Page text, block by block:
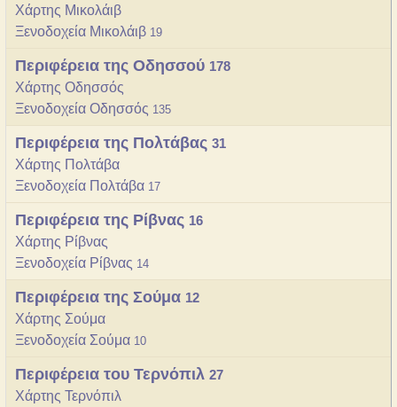
Χάρτης Μικολάιβ
Ξενοδοχεία Μικολάιβ 19
Περιφέρεια της Οδησσού 178
Χάρτης Οδησσός
Ξενοδοχεία Οδησσός 135
Περιφέρεια της Πολτάβας 31
Χάρτης Πολτάβα
Ξενοδοχεία Πολτάβα 17
Περιφέρεια της Ρίβνας 16
Χάρτης Ρίβνας
Ξενοδοχεία Ρίβνας 14
Περιφέρεια της Σούμα 12
Χάρτης Σούμα
Ξενοδοχεία Σούμα 10
Περιφέρεια του Τερνόπιλ 27
Χάρτης Τερνόπιλ